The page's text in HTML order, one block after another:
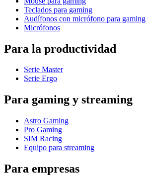
Teclados para gaming
Audífonos con micrófono para gaming
Micrófonos
Para la productividad
Serie Master
Serie Ergo
Para gaming y streaming
Astro Gaming
Pro Gaming
SIM Racing
Equipo para streaming
Para empresas